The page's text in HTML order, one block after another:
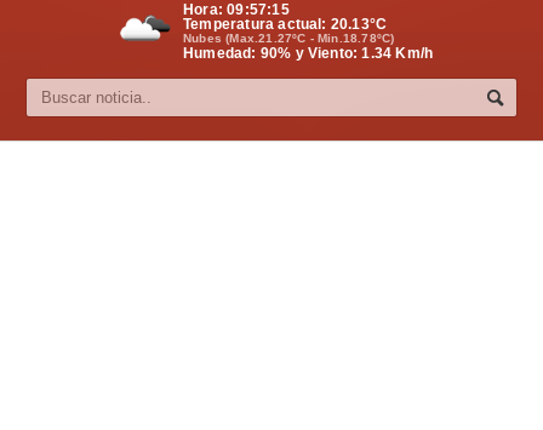
Cultura
Hora:09:57:16
Temperatura actual: 20.13°C
Nubes (Max.21.27ºC - Min.18.78ºC)
Humedad: 90% y Viento: 1.34 Km/h